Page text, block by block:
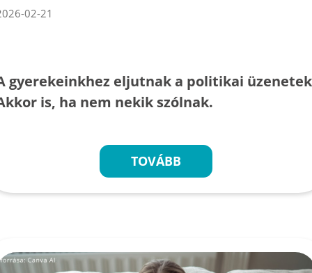
02-21
gyerekeinkhez eljutnak a politikai
is, ha nem nekik szólnak.
TOVÁBB